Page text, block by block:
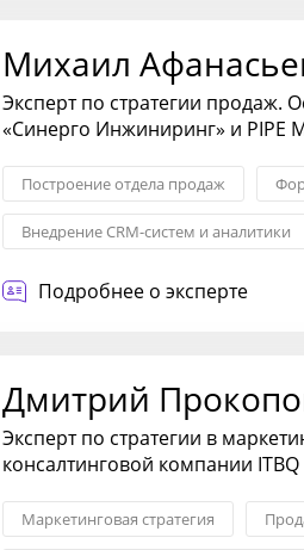
Михаил
Эксперт по стратегии продаж.
«Синерго Инжиниринг» и PIPE
Построение отдела продаж
Внедрение CRM-систем и аналитики
Контроль качества в ОП
Подробнее о эксперте
Дмитрий
Эксперт по стратегии в
консалтинговой компании ITBQ
Маркетинговая стратегия